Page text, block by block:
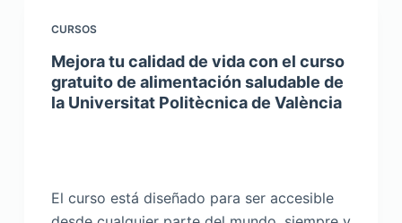
CURSOS
Mejora tu calidad de vida con el curso
gratuito de alimentación saludable de
la Universitat Politècnica de València
El curso está diseñado para ser accesible